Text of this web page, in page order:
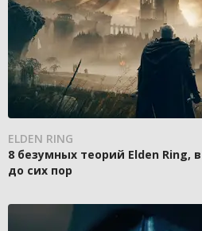
ELDEN RING
8 безумных теорий Elden Ring,
до сих пор